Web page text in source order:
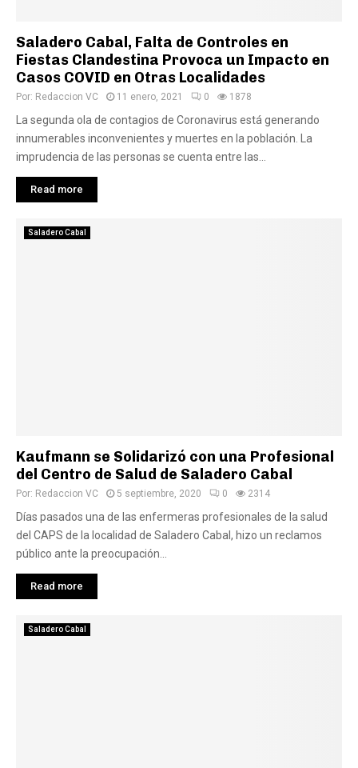
Saladero Cabal, Falta de Controles en
Fiestas Clandestina Provoca un Impacto en
Casos COVID en Otras Localidades
Por: Redaccion VC 11 enero, 2021 0 1878
La segunda ola de contagios de Coronavirus está generando
innumerables inconvenientes y muertes en la población. La
imprudencia de las personas se cuenta entre las...
Read more
Saladero Cabal
Kaufmann se Solidarizó con una Profesional
del Centro de Salud de Saladero Cabal
Por: Redaccion VC 5 septiembre, 2020 0 2314
Días pasados una de las enfermeras profesionales de la salud
del CAPS de la localidad de Saladero Cabal, hizo un reclamos
público ante la preocupación...
Read more
Saladero Cabal